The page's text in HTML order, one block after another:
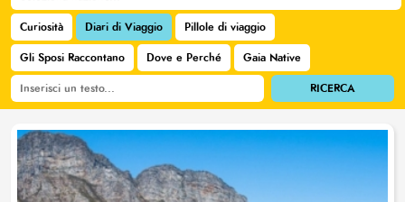
Curiosità Diari di Viaggio
Pillole di viaggio
Gli Sposi Raccontano
Dove e Perché Gaia Native